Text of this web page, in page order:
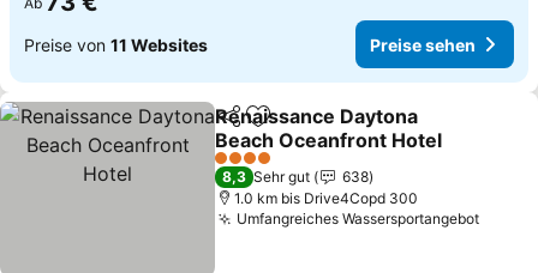
Preise von 11 Websites Preise sehen
TeilenZu Favoriten hinzufügen
Renaissance Daytona
Beach Oceanfront Hotel
4 Sterne
8,3 Sehr gut
638
1.0 km bis Drive4Copd 300
Umfangreiches Wassersportangebot